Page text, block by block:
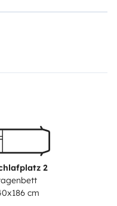
colchones
en el vehículo o se
y limitador.
2
cm